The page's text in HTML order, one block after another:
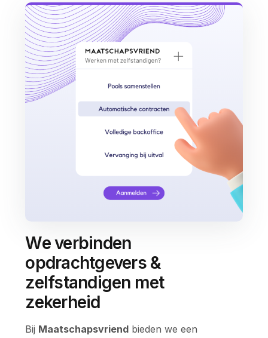
We verbinden
opdrachtgevers &
zelfstandigen met
zekerheid
Bij Maatschapsvriend bieden we een